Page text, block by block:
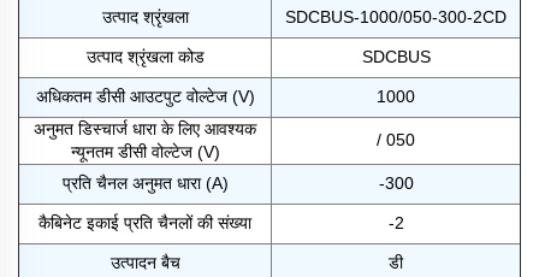
उत्पाद श्रृंखला SDCBUS-1000/050-300-2CD
उत्पाद श्रृंखला कोड SDCBUS
अधिकतम डीसी आउटपुट वोल्टेज (V)
1000
अनुमत डिस्चार्ज धारा के लिए आवश्यक
न्यूनतम डीसी वोल्टेज (V)
/ 050
प्रति चैनल अनुमत धारा (A) -300
कैबिनेट इकाई प्रति चैनलों की संख्या -2
उत्पादन बैच डी